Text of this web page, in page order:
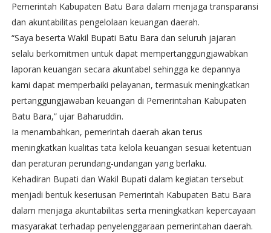
Pemerintah Kabupaten Batu Bara dalam menjaga transparansi
dan akuntabilitas pengelolaan keuangan daerah.
“Saya beserta Wakil Bupati Batu Bara dan seluruh jajaran
selalu berkomitmen untuk dapat mempertanggungjawabkan
laporan keuangan secara akuntabel sehingga ke depannya
kami dapat memperbaiki pelayanan, termasuk meningkatkan
pertanggungjawaban keuangan di Pemerintahan Kabupaten
Batu Bara,” ujar Baharuddin.
Ia menambahkan, pemerintah daerah akan terus
meningkatkan kualitas tata kelola keuangan sesuai ketentuan
dan peraturan perundang-undangan yang berlaku.
Kehadiran Bupati dan Wakil Bupati dalam kegiatan tersebut
menjadi bentuk keseriusan Pemerintah Kabupaten Batu Bara
dalam menjaga akuntabilitas serta meningkatkan kepercayaan
masyarakat terhadap penyelenggaraan pemerintahan daerah.